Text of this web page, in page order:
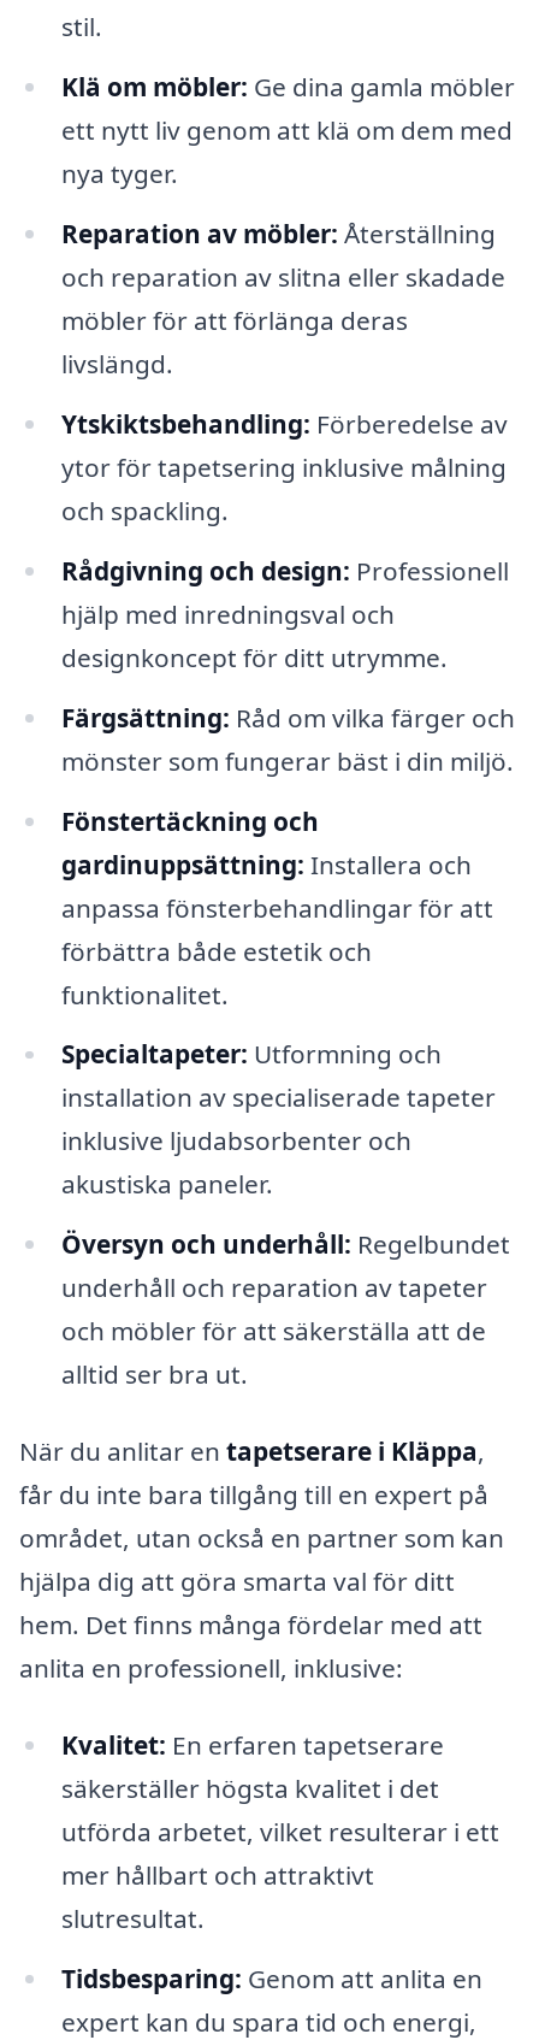
stil.
Klä om möbler: Ge dina gamla möbler
ett nytt liv genom att klä om dem med
nya tyger.
Reparation av möbler: Återställning
och reparation av slitna eller skadade
möbler för att förlänga deras
livslängd.
Ytskiktsbehandling: Förberedelse av
ytor för tapetsering inklusive målning
och spackling.
Rådgivning och design: Professionell
hjälp med inredningsval och
designkoncept för ditt utrymme.
Färgsättning: Råd om vilka färger och
mönster som fungerar bäst i din miljö.
Fönstertäckning och
gardinuppsättning: Installera och
anpassa fönsterbehandlingar för att
förbättra både estetik och
funktionalitet.
Specialtapeter: Utformning och
installation av specialiserade tapeter
inklusive ljudabsorbenter och
akustiska paneler.
Översyn och underhåll: Regelbundet
underhåll och reparation av tapeter
och möbler för att säkerställa att de
alltid ser bra ut.
När du anlitar en tapetserare i Kläppa,
får du inte bara tillgång till en expert på
området, utan också en partner som kan
hjälpa dig att göra smarta val för ditt
hem. Det finns många fördelar med att
anlita en professionell, inklusive:
Kvalitet: En erfaren tapetserare
säkerställer högsta kvalitet i det
utförda arbetet, vilket resulterar i ett
mer hållbart och attraktivt
slutresultat.
Tidsbesparing: Genom att anlita en
expert kan du spara tid och energi,